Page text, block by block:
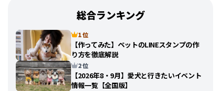
総合ランキング
1 位
【作ってみた】ペットのLINEスタンプの作
り方を徹底解説
2 位
【2026年8・9月】愛犬と行きたいイベント
情報一覧【全国版】